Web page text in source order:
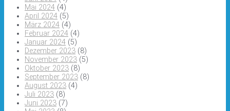
Mai 2024 (4)
April 2024 (5)
März 2024 (4)
Februar 2024 (4)
Januar 2024 (5)
Dezember 2023 (8)
November 2023 (5)
Oktober 2023 (8)
September 2023 (8)
August 2023 (4)
Juli 2023 (8)
Juni 2023 (7)